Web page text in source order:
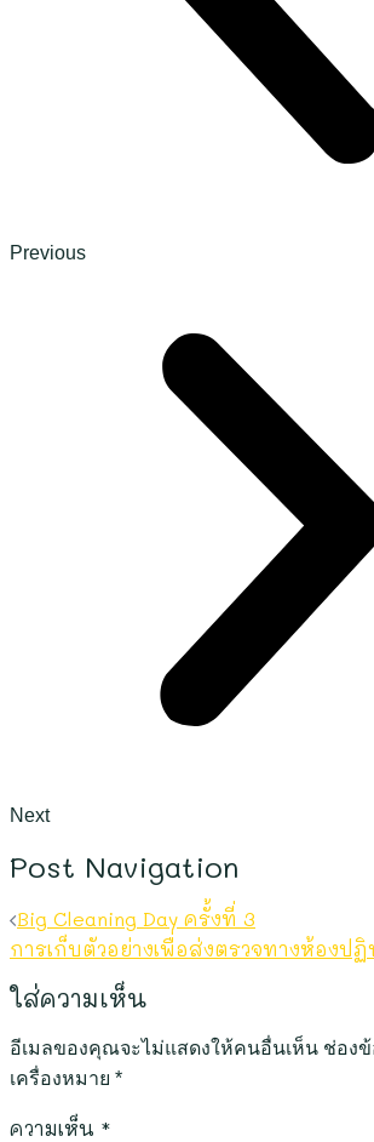
Previous
Next
Post Navigation
Big Cleaning Day ครั้งที่ 3
การเก็บตัวอย่างเพื่อส่งตรวจทางห้องป
ใส่ความเห็น
อีเมลของคุณจะไม่แสดงให้คนอื่นเห็น ช่อง
เครื่องหมาย *
ความเห็น *